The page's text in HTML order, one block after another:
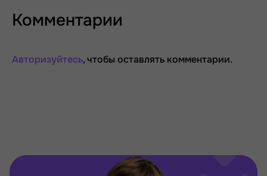
Комментарии
Авторизуйтесь, чтобы оставлять комментарии.